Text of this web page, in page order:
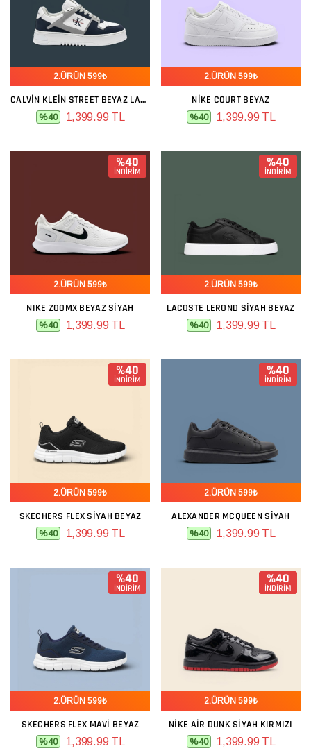
2.ÜRÜN 599₺
CALVIN KLEIN STREET BEYAZ LACIVERT
%40 1,399.99 TL
2.ÜRÜN 599₺
NIKE COURT BEYAZ
%40 1,399.99 TL
%40
İNDİRİM
2.ÜRÜN 599₺
NIKE ZOOMX BEYAZ SIYAH
%40 1,399.99 TL
%40
İNDİRİM
2.ÜRÜN 599₺
LACOSTE LEROND SIYAH BEYAZ
%40 1,399.99 TL
%40
İNDİRİM
2.ÜRÜN 599₺
SKECHERS FLEX SIYAH BEYAZ
%40 1,399.99 TL
%40
İNDİRİM
2.ÜRÜN 599₺
ALEXANDER MCQUEEN SIYAH
%40 1,399.99 TL
%40
İNDİRİM
2.ÜRÜN 599₺
SKECHERS FLEX MAVI BEYAZ
%40 1,399.99 TL
%40
İNDİRİM
2.ÜRÜN 599₺
NIKE AIR DUNK SIYAH KIRMIZI
%40 1,399.99 TL